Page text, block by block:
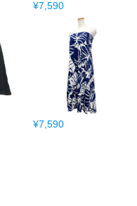
¥7,590
¥7,590